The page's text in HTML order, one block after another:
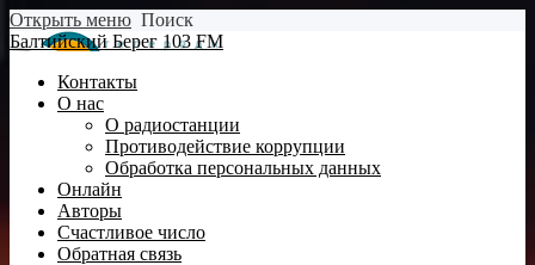
Открыть меню Поиск
Балтийский Берег 103 FM
Контакты
О нас
О радиостанции
Противодействие коррупции
Обработка персональных данных
Онлайн
Авторы
Счастливое число
Обратная связь